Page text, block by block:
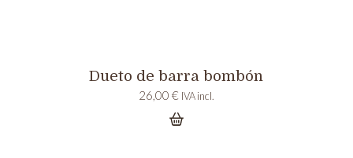
Dueto de barra bombón
26,00 € IVA incl.